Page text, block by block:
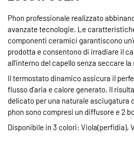
Phon professionale realizzato
avanzate tecnologie. Le
componenti ceramici garantiscono
prodotta e consentono di irradiare il
all’interno del capello senza seccare
Il termostato dinamico assicura il
flusso d’aria e calore generato. Il
delicato per una naturale asciugatura
phon sono compresi un diffusore e 2
Disponibile in 3 colori: Viola(perfidia),